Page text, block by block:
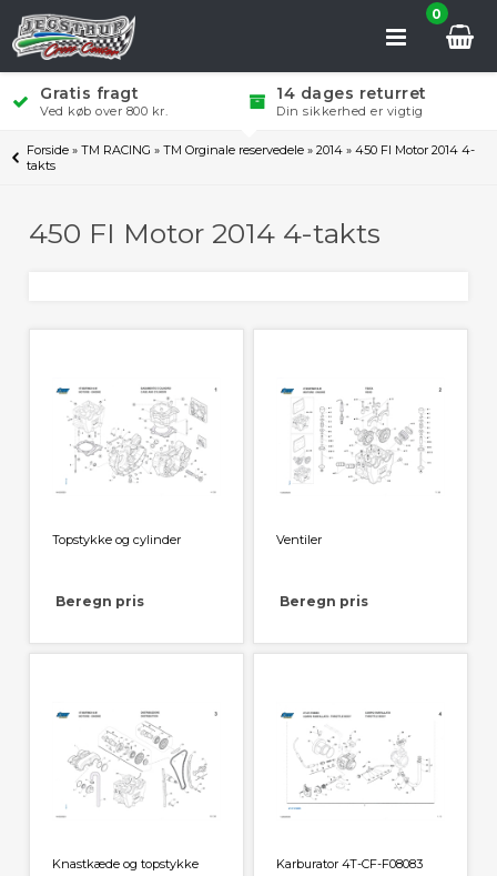
0
Gratis fragt
Ved køb over 800 kr.
14 dages returret
Din sikkerhed er vigtig
Forside »TM RACING »TM Orginale reservedele »2014 »450 FI Motor 2014 4-
takts
450 FI Motor 2014 4-takts
Topstykke og cylinder
Beregn pris
Ventiler
Beregn pris
Knastkæde og topstykke Karburator 4T-CF-F08083